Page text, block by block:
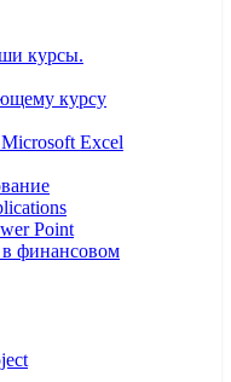
курсы.
курсу
Excel
Point
финансовом